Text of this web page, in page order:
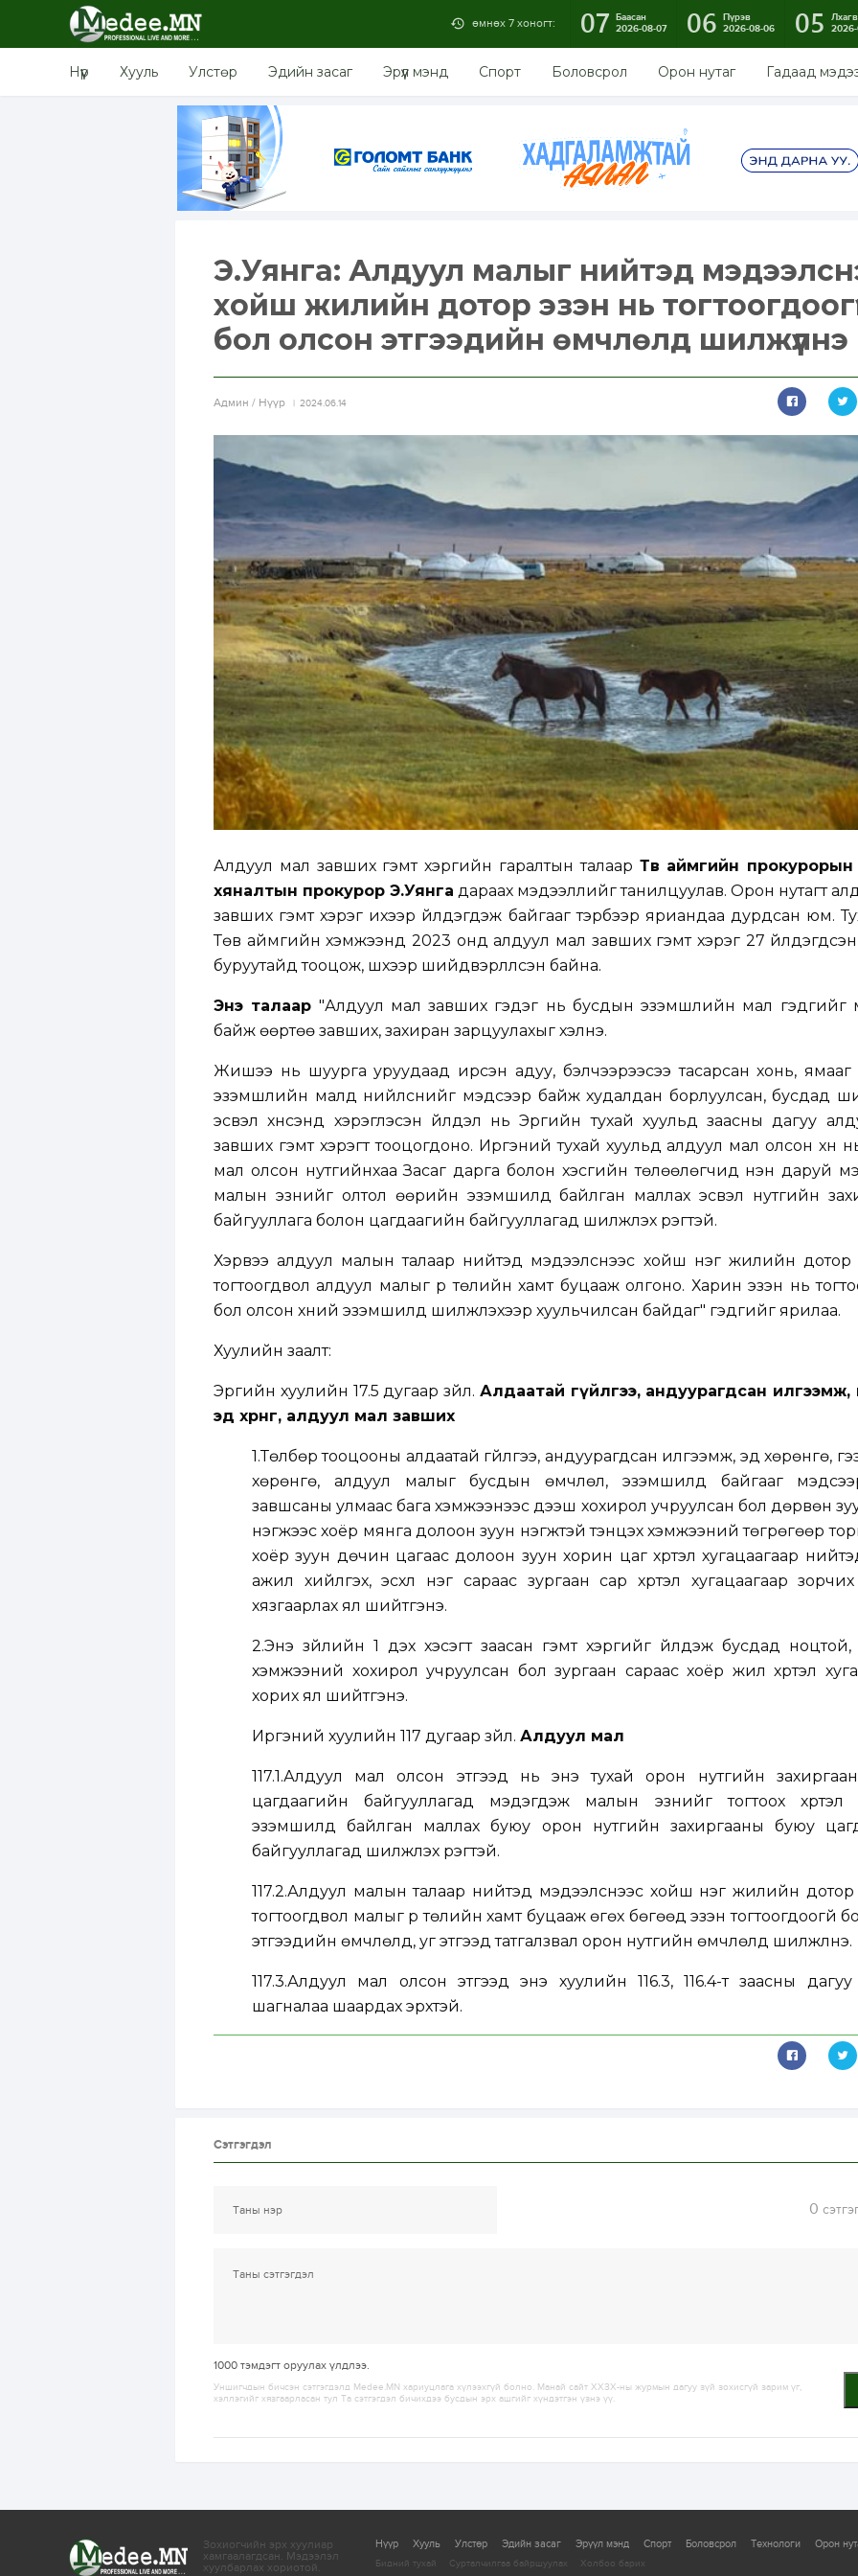
өмнөх 7 хоногт: 07 Баасан
2026-08-07
06 Пүрэв
2026-08-06
05
Нүүр Хууль Улстөр Эдийн засаг Эрүүл мэнд Спорт Боловсрол Орон нутаг Гадаад
Э.Уянга: Алдуул малыг нийтэд
хойш жилийн дотор эзэн нь
бол олсон этгээдийн өмчлөлд шилжүүлнэ
Aдмин / Нүүр 2024.06.14
Алдуул мал завших гэмт хэргийн гаралтын талаар Төв аймгийн
хяналтын прокурор Э.Уянга дараах мэдээллийг танилцуулав. Орон нутагт
завших гэмт хэрэг ихээр үйлдэгдэж байгааг тэрбээр яриандаа дурдсан юм.
Төв аймгийн хэмжээнд 2023 онд алдуул мал завших гэмт хэрэг 27
буруутайд тооцож, шүүхээр шийдвэрлүүлсэн байна.
Энэ талаар "Алдуул мал завших гэдэг нь бусдын эзэмшлийн мал гэдгийг
байж өөртөө завших, захиран зарцуулахыг хэлнэ.
Жишээ нь шуурга уруудаад ирсэн адуу, бэлчээрээсээ тасарсан хонь,
эзэмшлийн малд нийлснийг мэдсээр байж худалдан борлуулсан, бусдад
эсвэл хүнсэнд хэрэглэсэн үйлдэл ньЭрүүгийн тухай хуульд заасны дагуу
завших гэмт хэрэгт тооцогдоно. Иргэний тухай хуульдалдуул мал олсон хүн
мал олсон нутгийнхаа Засаг дарга болон хэсгийн төлөөлөгчид нэн даруй
малын эзнийг олтол өөрийн эзэмшилд байлган маллах эсвэл нутгийн
байгууллага болон цагдаагийн байгууллагад шилжүүлэх үүрэгтэй.
Хэрвээ алдуул малын талаар нийтэд мэдээлснээс хойш нэг жилийн дотор
тогтоогдвол алдуул малыг үр төлийн хамт буцааж олгоно. Харин эзэн нь
бол олсон хүний эзэмшилд шилжүүлэхээр хуульчилсан байдаг" гэдгийг ярилаа.
Хуулийн заалт:
Эрүүгийн хуулийн 17.5 дугаар зүйл. Алдаатай гүйлгээ, андуурагдсан илгээмж,
эд хөрөнгө, алдуул мал завших
1.Төлбөр тооцооны алдаатай гүйлгээ, андуурагдсан илгээмж, эд хөрөнгө,
хөрөнгө, алдуул малыг бусдын өмчлөл, эзэмшилд байгааг
завшсаны улмаас бага хэмжээнээс дээш хохирол учруулсан бол дөрвөн
нэгжээс хоёр мянга долоон зуун нэгжтэй тэнцэх хэмжээний төгрөгөөр
хоёр зуун дөчин цагаас долоон зуун хорин цаг хүртэл хугацаагаар
ажил хийлгэх, эсхүл нэг сараас зургаан сар хүртэл хугацаагаар
хязгаарлах ял шийтгэнэ.
2.Энэ зүйлийн 1 дэх хэсэгт заасан гэмт хэргийг үйлдэж бусдад ноцтой,
хэмжээний хохирол учруулсан бол зургаан сараас хоёр жил хүртэл
хорих ял шийтгэнэ.
Иргэний хуулийн 117 дугаар зүйл. Алдуул мал
117.1.Алдуул мал олсон этгээд нь энэ тухай орон нутгийн
цагдаагийн байгууллагад мэдэгдэж малын эзнийг тогтоох хүртэл
эзэмшилд байлган маллах буюу орон нутгийн захиргааны буюу
байгууллагад шилжүүлэх үүрэгтэй.
117.2.Алдуул малын талаар нийтэд мэдээлснээс хойш нэг жилийн дотор
тогтоогдвол малыг үр төлийн хамт буцааж өгөх бөгөөд эзэн тогтоогдоогүй
этгээдийн өмчлөлд, уг этгээд татгалзвал орон нутгийн өмчлөлд шилжүүлнэ.
117.3.Алдуул мал олсон этгээд энэ хуулийн 116.3, 116.4-т заасны
шагналаа шаардах эрхтэй.
Сэтгэгдэл
0
1000 тэмдэгт оруулах үлдлээ.
Уншигчдын бичсэн сэтгэгдэлд Medee.MN хариуцлага хүлээхгүй болно. Манай сайт ХХЗХ-ны журмын дагуу зүй зохисгүй зарим үг,
хэллэгийг хязгаарласан тул Та сэтгэгдэл бичихдээ бусдын эрх ашгийг хүндэтгэн үзнэ үү.
Зохиогчийн эрх хуулиар
хамгаалагдсан. Мэдээлэл
хуулбарлах хориотой.
Нүүр Хууль Улстөр Эдийн засаг Эрүүл мэнд Спорт Боловсрол Технологи Орон
Бидний тухай Сурталчилгаа байршуулах Холбоо барих